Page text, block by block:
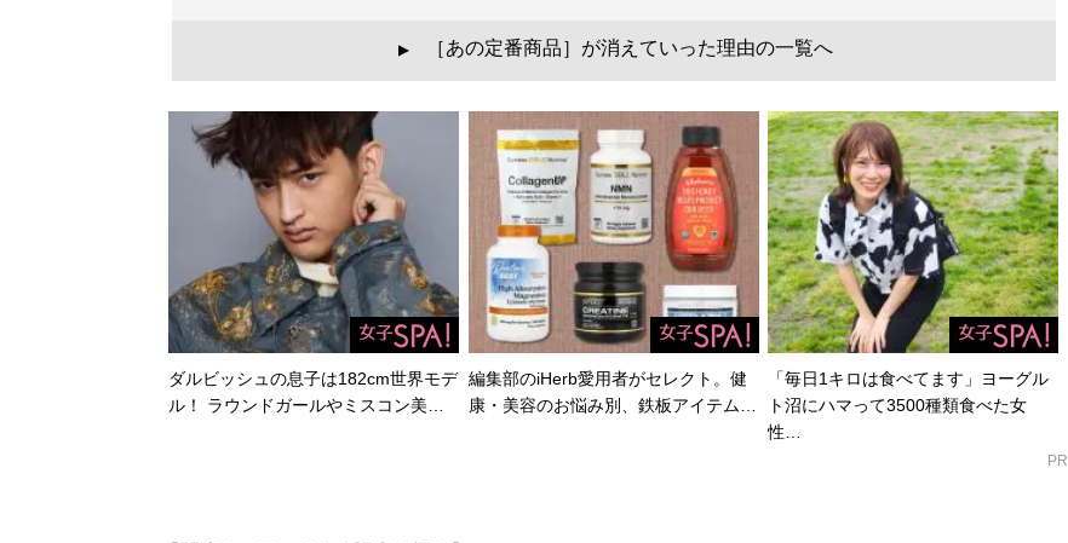
▲ ［あの定番商品］が消えていった理由の一覧へ
ダルビッシュの息子は182cm世界モデ
ル！ ラウンドガールやミスコン美…
編集部のiHerb愛用者がセレクト。健
康・美容のお悩み別、鉄板アイテム…
「毎日1キロは食べてます」ヨーグル
ト沼にハマって3500種類食べた女
性…
PR